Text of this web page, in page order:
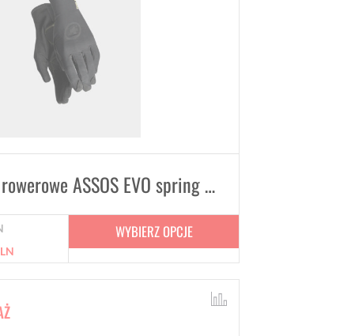
Rękawiczki rowerowe ASSOS EVO spring fall Gloves Black Series
WYBIERZ OPCJE